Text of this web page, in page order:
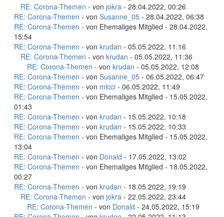
RE: Corona-Themen - von jokra - 28.04.2022, 00:26
RE: Corona-Themen - von Susanne_05 - 28.04.2022, 06:38
RE: Corona-Themen - von Ehemaliges Mitglied - 28.04.2022,
15:54
RE: Corona-Themen - von krudan - 05.05.2022, 11:16
RE: Corona-Themen - von krudan - 05.05.2022, 11:36
RE: Corona-Themen - von krudan - 05.05.2022, 12:08
RE: Corona-Themen - von Susanne_05 - 06.05.2022, 06:47
RE: Corona-Themen - von micci - 06.05.2022, 11:49
RE: Corona-Themen - von Ehemaliges Mitglied - 15.05.2022,
01:43
RE: Corona-Themen - von krudan - 15.05.2022, 10:18
RE: Corona-Themen - von krudan - 15.05.2022, 10:33
RE: Corona-Themen - von Ehemaliges Mitglied - 15.05.2022,
13:04
RE: Corona-Themen - von Donald - 17.05.2022, 13:02
RE: Corona-Themen - von Ehemaliges Mitglied - 18.05.2022,
00:27
RE: Corona-Themen - von krudan - 18.05.2022, 19:19
RE: Corona-Themen - von jokra - 22.05.2022, 23:44
RE: Corona-Themen - von Donald - 24.05.2022, 15:19